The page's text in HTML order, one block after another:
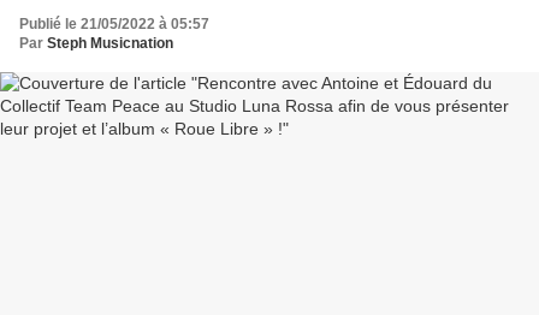
Publié le 21/05/2022 à 05:57
Par Steph Musicnation